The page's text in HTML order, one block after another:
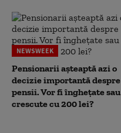
NEWSWEEK
Pensionarii așteaptă azi o
decizie importantă despre
pensii. Vor fi înghețate sau
crescute cu 200 lei?